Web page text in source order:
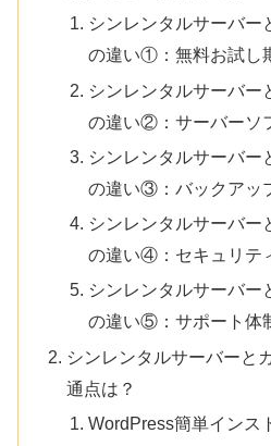
シンレンタルサーバー
の違い①：無料お試し
シンレンタルサーバー
の違い②：サーバーソ
シンレンタルサーバー
の違い③：バックアッ
シンレンタルサーバー
の違い④：セキュリテ
シンレンタルサーバー
の違い⑤：サポート体
シンレンタルサーバーと
通点は？
WordPress簡単インス